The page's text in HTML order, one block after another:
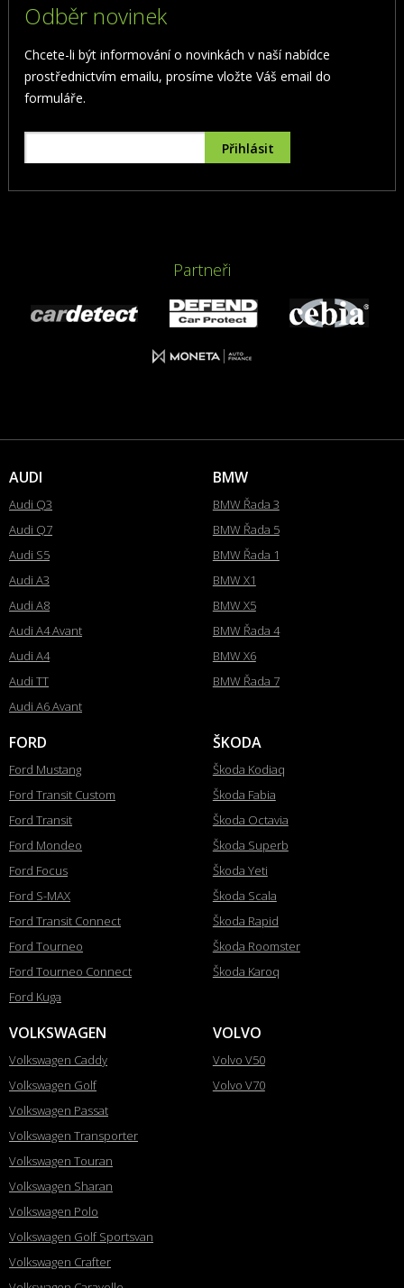
Odběr novinek
Chcete-li být informování o novinkách v naší nabídce
prostřednictvím emailu, prosíme vložte Váš email do
formuláře.
Partneři
AUDI
Audi Q3
Audi Q7
Audi S5
Audi A3
Audi A8
Audi A4 Avant
Audi A4
Audi TT
Audi A6 Avant
BMW
BMW Řada 3
BMW Řada 5
BMW Řada 1
BMW X1
BMW X5
BMW Řada 4
BMW X6
BMW Řada 7
FORD
Ford Mustang
Ford Transit Custom
Ford Transit
Ford Mondeo
Ford Focus
Ford S-MAX
Ford Transit Connect
Ford Tourneo
Ford Tourneo Connect
Ford Kuga
ŠKODA
Škoda Kodiaq
Škoda Fabia
Škoda Octavia
Škoda Superb
Škoda Yeti
Škoda Scala
Škoda Rapid
Škoda Roomster
Škoda Karoq
VOLKSWAGEN
Volkswagen Caddy
Volkswagen Golf
Volkswagen Passat
Volkswagen Transporter
Volkswagen Touran
Volkswagen Sharan
Volkswagen Polo
Volkswagen Golf Sportsvan
Volkswagen Crafter
VOLVO
Volvo V50
Volvo V70